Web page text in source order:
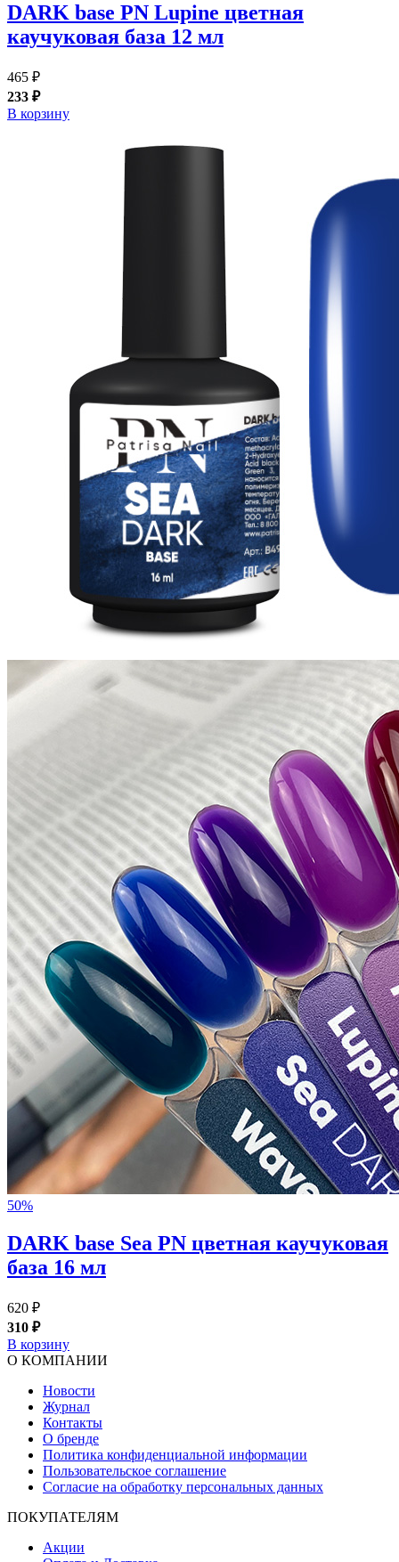
DARK base PN Lupine цветная
каучуковая база 12 мл
465 ₽
233 ₽
В корзину
50%
DARK base Sea PN цветная каучуковая
база 16 мл
620 ₽
310 ₽
В корзину
О КОМПАНИИ
Новости
Журнал
Контакты
О бренде
Политика конфиденциальной информации
Пользовательское соглашение
Согласие на обработку персональных данных
ПОКУПАТЕЛЯМ
Акции